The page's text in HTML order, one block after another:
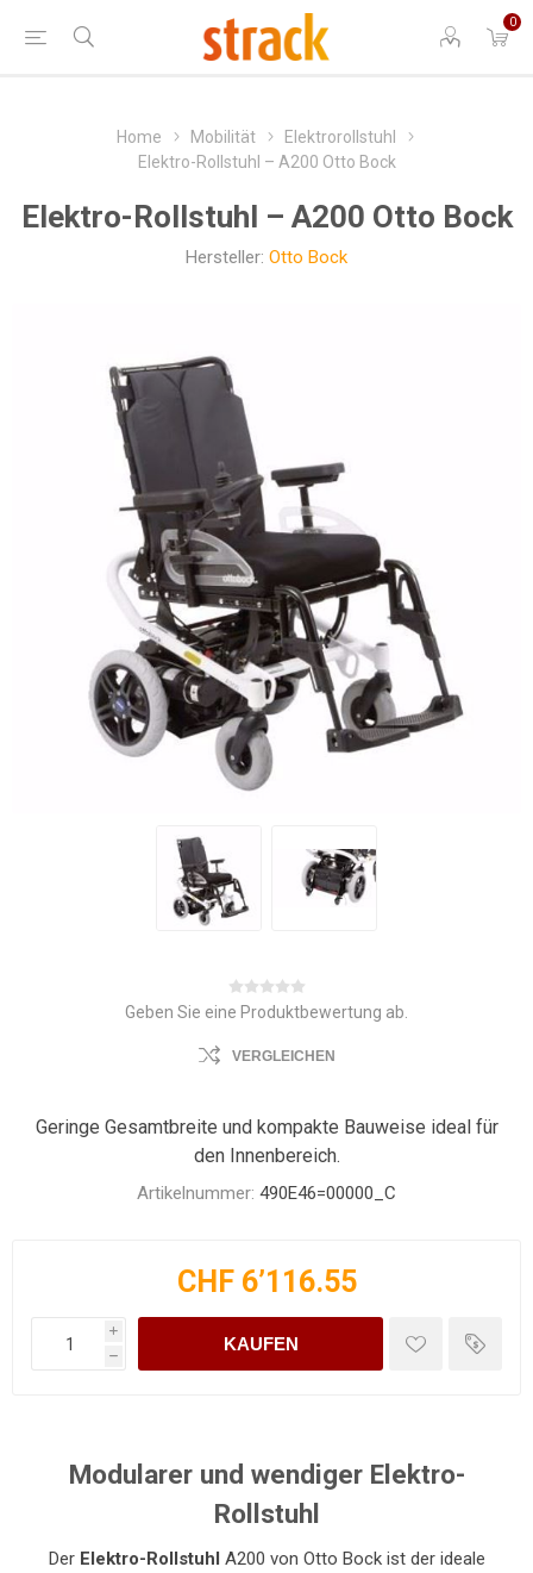
0
Home Mobilität
Elektrorollstuhl
Elektro-Rollstuhl – A200 Otto Bock
Elektro-Rollstuhl – A200 Otto Bock
Hersteller: Otto Bock
Geben Sie eine Produktbewertung ab.
VERGLEICHEN
Geringe Gesamtbreite und kompakte Bauweise ideal für
den Innenbereich.
Artikelnummer: 490E46=00000_C
CHF 6’116.55
i
h
KAUFEN
Modularer und wendiger Elektro-
Rollstuhl
Der Elektro-Rollstuhl A200 von Otto Bock ist der ideale